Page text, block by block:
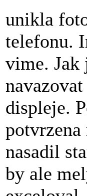
unikla
telefonu.
vime. Jak
displeje.
nasadil
by ale